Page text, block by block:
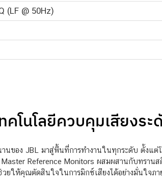
(LF @ 50Hz)
โนโลยีควบคุมเสียงระ
นของ JBL มาสู่พื้นที่การทำงานในทุกระดับ ตั้งแต่
Reference Monitors ผสมผสานกับทรานส
วยให้คุณตัดสินใจในการมิกซ์เสียงได้อย่างมั่นใจ